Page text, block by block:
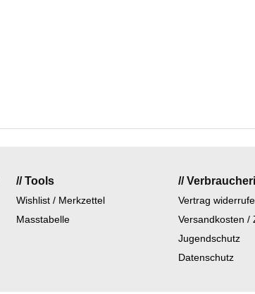
// Tools
Wishlist / Merkzettel
Masstabelle
//
Vertrag
Versandkosten /
Jugendschutz
Datenschutz